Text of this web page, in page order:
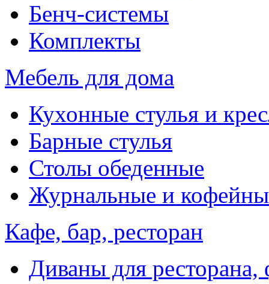
Бенч-системы
Комплекты
Мебель для дома
Кухонные стулья и
Барные стулья
Столы обеденные
Журнальные и
Кафе, бар, ресторан
Диваны для ресторана,